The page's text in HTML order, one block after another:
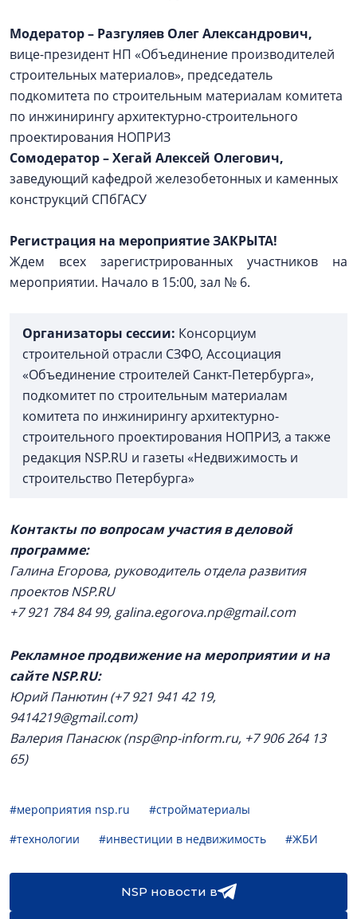
Модератор – Разгуляев Олег Александрович,
вице-президент НП «Объединение производителей
строительных материалов», председатель
подкомитета по строительным материалам комитета
по инжинирингу архитектурно-строительного
проектирования НОПРИЗ
Сомодератор –Хегай Алексей Олегович,
заведующий кафедрой железобетонных и каменных
конструкций СПбГАСУ
Регистрация на мероприятие ЗАКРЫТА!
Ждем всех зарегистрированных участников на
мероприятии. Начало в 15:00, зал № 6.
Организаторы сессии: Консорциум
строительной отрасли СЗФО, Ассоциация
«Объединение строителей Санкт-Петербурга»,
подкомитет по строительным материалам
комитета по инжинирингу архитектурно-
строительного проектирования НОПРИЗ, а также
редакция NSP.RU и газеты «Недвижимость и
строительство Петербурга»
Контакты по вопросам участия в деловой
программе:
Галина Егорова, руководитель отдела развития
проектов NSP.RU
+7 921 784 84 99, galina.egorova.np@gmail.com
Рекламное продвижение на мероприятии и на
сайте NSP.RU:
Юрий Панютин (+7 921 941 42 19,
9414219@gmail.com)
Валерия Панасюк (nsp@np-inform.ru, +7 906 264 13
65)
#мероприятия nsp.ru
#стройматериалы
#технологии
#инвестиции в недвижимость #ЖБИ
NSP новости в